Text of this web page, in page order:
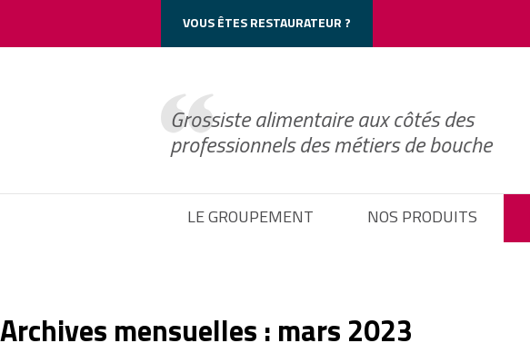
Cookie_Notice()->frontend->wp_print_header_scripts();
VOUS ÊTES RESTAURATEUR ?
Grossiste alimentaire aux côtés des
professionnels des métiers de bouche
LE GROUPEMENT NOS PRODUITS
Archives mensuelles : mars 2023